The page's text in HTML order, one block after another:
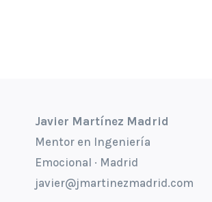
Javier Martínez Madrid
Mentor en Ingeniería
Emocional · Madrid
javier@jmartinezmadrid.com